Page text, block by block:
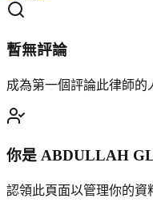
暫無評論
成為第一個評論此律師的
你是 ABDULLAH
認領此頁面以管理你的資